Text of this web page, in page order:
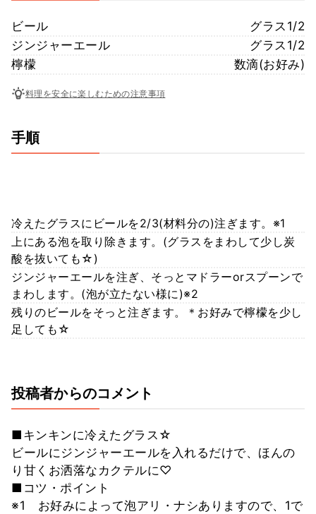
ビール
グラス1/2
ジンジャーエール
グラス1/2
檸檬
数滴(お好み)
料理を安全に楽しむための注意事項
手順
冷えたグラスにビールを2/3(材料分の)注ぎます。※1
上にある泡を取り除きます。(グラスをまわして少し炭
酸を抜いても☆)
ジンジャーエールを注ぎ、そっとマドラーorスプーンで
まわします。(泡が立たない様に)※2
残りのビールをそっと注ぎます。＊お好みで檸檬を少し
足しても☆
投稿者からのコメント
■キンキンに冷えたグラス☆
ビールにジンジャーエールを入れるだけで、ほんの
り甘くお洒落なカクテルに♡
■コツ・ポイント
※1 お好みによって泡アリ・ナシありますので、1で